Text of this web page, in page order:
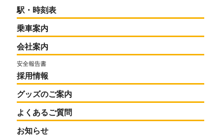
駅・時刻表
乗車案内
会社案内
安全報告書
採用情報
グッズのご案内
よくあるご質問
お知らせ